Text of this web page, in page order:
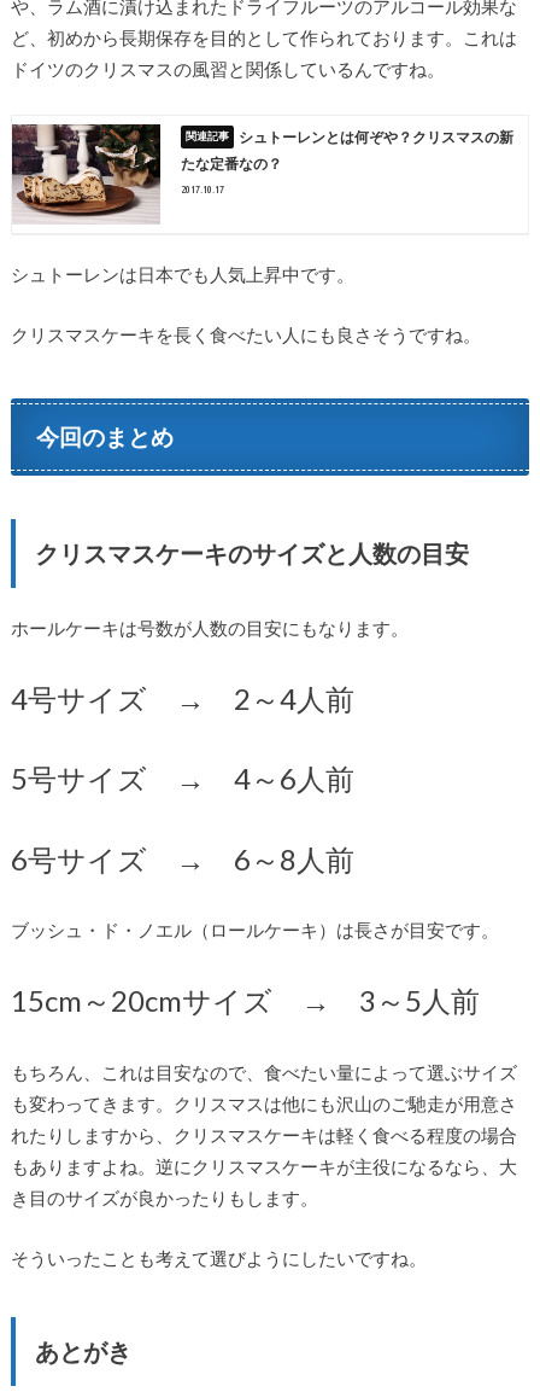
や、ラム酒に漬け込まれたドライフルーツのアルコール効果な
ど、初めから長期保存を目的として作られております。これは
ドイツのクリスマスの風習と関係しているんですね。
シュトーレンとは何ぞや？クリスマスの新
たな定番なの？
2017.10.17
シュトーレンは日本でも人気上昇中です。
クリスマスケーキを長く食べたい人にも良さそうですね。
今回のまとめ
クリスマスケーキのサイズと人数の目安
ホールケーキは号数が人数の目安にもなります。
4号サイズ → 2～4人前
5号サイズ → 4～6人前
6号サイズ → 6～8人前
ブッシュ・ド・ノエル（ロールケーキ）は長さが目安です。
15cm～20cmサイズ → 3～5人前
もちろん、これは目安なので、食べたい量によって選ぶサイズ
も変わってきます。クリスマスは他にも沢山のご馳走が用意さ
れたりしますから、クリスマスケーキは軽く食べる程度の場合
もありますよね。逆にクリスマスケーキが主役になるなら、大
き目のサイズが良かったりもします。
そういったことも考えて選びようにしたいですね。
あとがき